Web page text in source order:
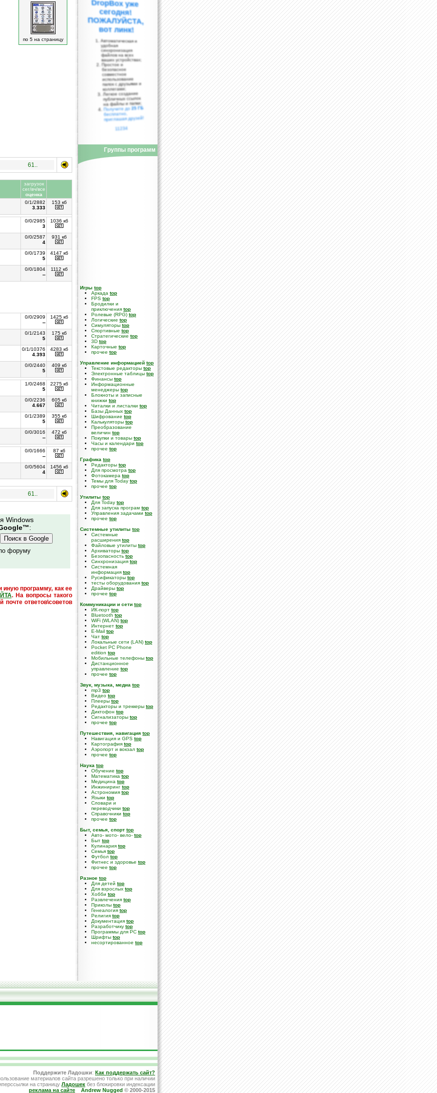
по 5 на страницу
61..
загрузок
сег/вч/все
оценка
0/1/2882
3.333
153 кб
0/0/2985
3
1036 кб
0/0/2587
4
931 кб
0/0/1739
5
4147 кб
0/0/1804
--
1112 кб
0/0/2909
--
1425 кб
0/1/2143
5
175 кб
0/1/10376
4.393
4283 кб
0/0/2440
5
409 кб
1/0/2468
5
2275 кб
0/0/2236
4.667
605 кб
0/1/2389
5
355 кб
0/0/3016
--
472 кб
0/0/1666
--
87 кб
0/0/5604
4
1456 кб
61..
Windows
:
форуму
иную программу, как ее
. На вопросы такого
почте ответов\советов
вот линк!
Автоматическая и
удобная
синхронизация
файлов на всех
ваших устройствах;
Простое и
безопасное
совместное
использование
папок с друзьями и
коллегами;
Легкое создание
публичных ссылок
на файлы и папки;
Получите до25 ГБ
бесплатно,
приглашая друзей!
11234
Группы программ
Игры top
Аркада top
FPS top
Бродилки и
приключения top
Ролевые (RPG) top
Логические top
Симуляторы top
Спортивные top
Стратегические top
3D top
Карточные top
прочее top
Управление информацией top
Текстовые редакторы top
Электронные таблицы top
Финансы top
Информационные
менеджеры top
Блокноты и записные
книжки top
Читалки и листалки top
Базы Данных top
Шифрование top
Калькуляторы top
Преобразование
величин top
Покупки и товары top
Часы и календари top
прочее top
Графика top
Редакторы top
Для просмотра top
Фотокамера top
Темы для Today top
прочее top
Утилиты top
Для Today top
Для запуска програм top
Управления задачами top
прочее top
Системные утилиты top
Cистемные
расширения top
Файловые утилиты top
Архиваторы top
Безопасность top
Синхронизация top
Системная
информация top
Русификаторы top
тесты оборудования top
Драйверы top
прочее top
Коммуникации и сети top
ИК-порт top
Bluetooth top
WiFi (WLAN) top
Интернет top
E-Mail top
Чат top
Локальные сети (LAN) top
Pocket PC Phone
edition top
Мобильные телефоны top
Дистанционное
управление top
прочее top
Звук, музыка, медиа top
mp3 top
Видео top
Плееры top
Редакторы и треккеры top
Диктофон top
Сигнализаторы top
прочее top
Путешествия, навигация top
Навигация и GPS top
Картография top
Аэропорт и вокзал top
прочее top
Наука top
Обучение top
Математика top
Медицина top
Инжиниринг top
Астрономия top
Языки top
Словари и
переводчики top
Справочники top
прочее top
Быт, семья, спорт top
Авто- мото- вело- top
Быт top
Кулинария top
Семья top
Футбол top
Фитнес и здоровье top
прочее top
Разное top
Для детей top
Для взрослых top
Хобби top
Развлечения top
Приколы top
Генеалогия top
Религия top
Документация top
Разработчику top
Программы для PC top
Шрифты top
несортированное top
Поддержите Ладошки: Как поддержать сайт?
материалов сайта разрешено только при наличии
на страницу Ладошек без блокировки индексации
реклама на сайте
Andrew Nugged © 2000-2015